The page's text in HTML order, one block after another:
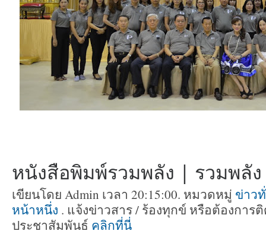
หนังสือพิมพ์รวมพลัง | รวมพลั
เขียนโดย Admin เวลา 20:15:00. หมวดหมู่ ข่าว
หน้าหนึ่ง . แจ้งข่าวสาร / ร้องทุกข์ หรือต้องกา
ประชาสัมพันธ์ คลิกที่นี่